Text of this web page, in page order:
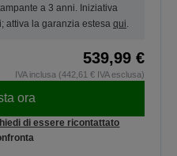
a 3 anni. Iniziativa
attiva la garanzia estesa qui
539,99 €
IVA inclusa (442,61 € IVA esclusa)
ora
di essere ricontattato